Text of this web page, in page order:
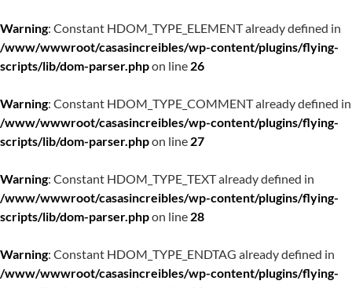
Warning: Constant HDOM_TYPE_ELEMENT already defined in
/www/wwwroot/casasincreibles/wp-content/plugins/flying-
scripts/lib/dom-parser.phpon line 26
Warning: Constant HDOM_TYPE_COMMENT already defined in
/www/wwwroot/casasincreibles/wp-content/plugins/flying-
scripts/lib/dom-parser.phpon line 27
Warning: Constant HDOM_TYPE_TEXT already defined in
/www/wwwroot/casasincreibles/wp-content/plugins/flying-
scripts/lib/dom-parser.phpon line 28
Warning: Constant HDOM_TYPE_ENDTAG already defined in
/www/wwwroot/casasincreibles/wp-content/plugins/flying-